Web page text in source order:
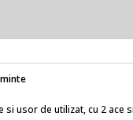
usor de utilizat, cu 2 ace